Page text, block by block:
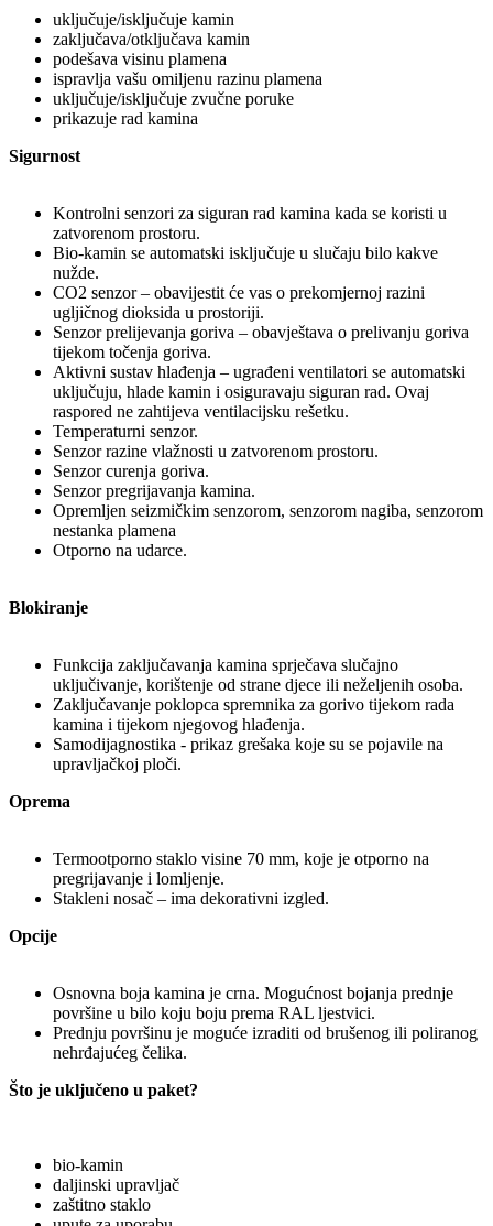
uključuje/isključuje kamin
zaključava/otključava kamin
podešava visinu plamena
ispravlja vašu omiljenu razinu plamena
uključuje/isključuje zvučne poruke
prikazuje rad kamina
Sigurnost
Kontrolni senzori za siguran rad kamina kada se koristi u
zatvorenom prostoru.
Bio-kamin se automatski isključuje u slučaju bilo kakve
nužde.
CO2 senzor – obavijestit će vas o prekomjernoj razini
ugljičnog dioksida u prostoriji.
Senzor prelijevanja goriva – obavještava o prelivanju goriva
tijekom točenja goriva.
Aktivni sustav hlađenja – ugrađeni ventilatori se automatski
uključuju, hlade kamin i osiguravaju siguran rad. Ovaj
raspored ne zahtijeva ventilacijsku rešetku.
Temperaturni senzor.
Senzor razine vlažnosti u zatvorenom prostoru.
Senzor curenja goriva.
Senzor pregrijavanja kamina.
Opremljen seizmičkim senzorom, senzorom nagiba, senzorom
nestanka plamena
Otporno na udarce.
Blokiranje
Funkcija zaključavanja kamina sprječava slučajno
uključivanje, korištenje od strane djece ili neželjenih osoba.
Zaključavanje poklopca spremnika za gorivo tijekom rada
kamina i tijekom njegovog hlađenja.
Samodijagnostika - prikaz grešaka koje su se pojavile na
upravljačkoj ploči.
Oprema
Termootporno staklo visine 70 mm, koje je otporno na
pregrijavanje i lomljenje.
Stakleni nosač – ima dekorativni izgled.
Opcije
Osnovna boja kamina je crna. Mogućnost bojanja prednje
površine u bilo koju boju prema RAL ljestvici.
Prednju površinu je moguće izraditi od brušenog ili poliranog
nehrđajućeg čelika.
Što je uključeno u paket?
bio-kamin
daljinski upravljač
zaštitno staklo